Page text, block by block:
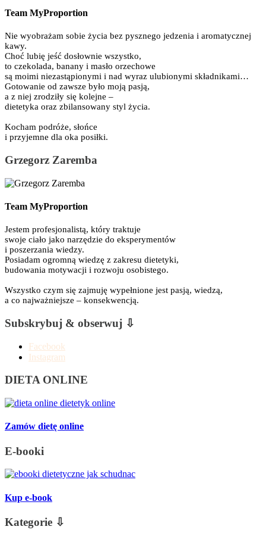
Team MyProportion
Nie wyobrażam sobie życia bez pysznego jedzenia i aromatycznej
kawy.
Choć lubię jeść dosłownie wszystko,
to czekolada, banany i masło orzechowe
są moimi niezastąpionymi i nad wyraz ulubionymi składnikami…
Gotowanie od zawsze było moją pasją,
a z niej zrodziły się kolejne –
dietetyka oraz zbilansowany styl życia.
Kocham podróże, słońce
i przyjemne dla oka posiłki.
Grzegorz Zaremba
Team MyProportion
Jestem profesjonalistą, który traktuje
swoje ciało jako narzędzie do eksperymentów
i poszerzania wiedzy.
Posiadam ogromną wiedzę z zakresu dietetyki,
budowania motywacji i rozwoju osobistego.
Wszystko czym się zajmuję wypełnione jest pasją, wiedzą,
a co najważniejsze – konsekwencją.
Subskrybuj & obserwuj ⇩
Facebook
Instagram
DIETA ONLINE
Zamów dietę online
E-booki
Kup e-book
Kategorie ⇩